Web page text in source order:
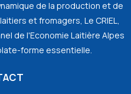
de la production et de
et fromagers, Le CRIEL,
de l'Economie Laitière Alpes
forme essentielle.